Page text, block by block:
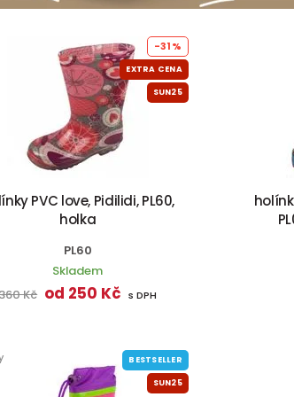
-31%
EXTRA CENA
SUN25
PVC love, Pidilidi, PL60,
holka
PL60
Skladem
Kč od 250 Kč s DPH
BESTSELLER
SUN25